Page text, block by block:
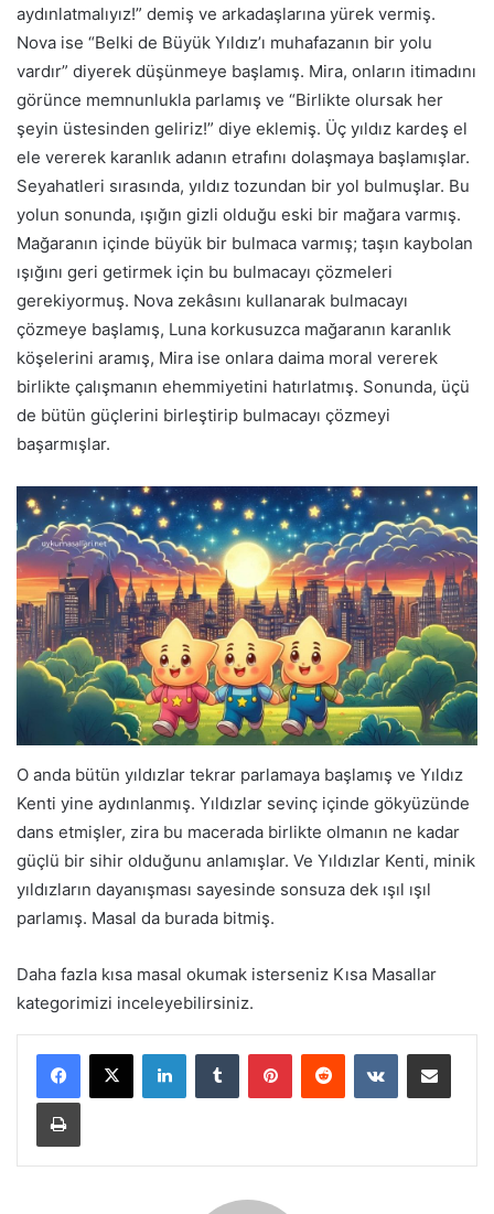
aydınlatmalıyız!” demiş ve arkadaşlarına yürek vermiş.
Nova ise “Belki de Büyük Yıldız’ı muhafazanın bir yolu
vardır” diyerek düşünmeye başlamış. Mira, onların itimadını
görünce memnunlukla parlamış ve “Birlikte olursak her
şeyin üstesinden geliriz!” diye eklemiş. Üç yıldız kardeş el
ele vererek karanlık adanın etrafını dolaşmaya başlamışlar.
Seyahatleri sırasında, yıldız tozundan bir yol bulmuşlar. Bu
yolun sonunda, ışığın gizli olduğu eski bir mağara varmış.
Mağaranın içinde büyük bir bulmaca varmış; taşın kaybolan
ışığını geri getirmek için bu bulmacayı çözmeleri
gerekiyormuş. Nova zekâsını kullanarak bulmacayı
çözmeye başlamış, Luna korkusuzca mağaranın karanlık
köşelerini aramış, Mira ise onlara daima moral vererek
birlikte çalışmanın ehemmiyetini hatırlatmış. Sonunda, üçü
de bütün güçlerini birleştirip bulmacayı çözmeyi
başarmışlar.
O anda bütün yıldızlar tekrar parlamaya başlamış ve Yıldız
Kenti yine aydınlanmış. Yıldızlar sevinç içinde gökyüzünde
dans etmişler, zira bu macerada birlikte olmanın ne kadar
güçlü bir sihir olduğunu anlamışlar. Ve Yıldızlar Kenti, minik
yıldızların dayanışması sayesinde sonsuza dek ışıl ışıl
parlamış. Masal da burada bitmiş.
Daha fazla kısa masal okumak isterseniz Kısa Masallar
kategorimizi inceleyebilirsiniz.
LinkedInTumblr PinterestReddit VKontakteE-Posta ile paylaş
Yazdır